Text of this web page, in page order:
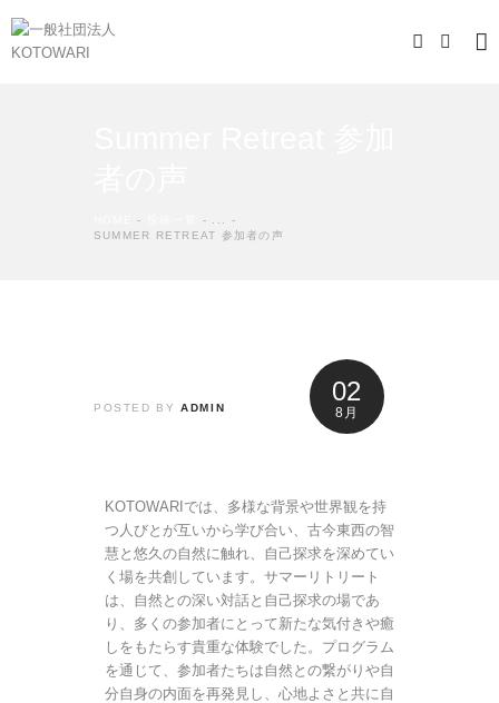
...
SUMMER RETREAT 参加者の声
02
8月
POSTED BYADMIN
KOTOWARIでは、多様な背景や世界観を持
つ人びとが互いから学び合い、古今東西の智
慧と悠久の自然に触れ、自己探求を深めてい
く場を共創しています。サマーリトリート
は、自然との深い対話と自己探求の場であ
り、多くの参加者にとって新たな気付きや癒
しをもたらす貴重な体験でした。プログラム
を通じて、参加者たちは自然との繋がりや自
分自身の内面を再発見し、心地よさと共に自